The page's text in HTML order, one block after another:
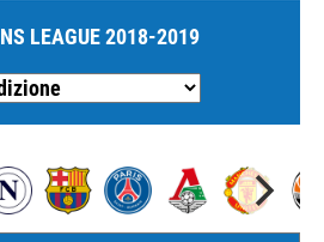
LEAGUE 2018-2019